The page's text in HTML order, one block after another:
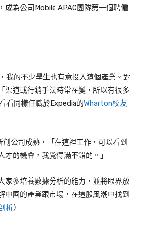
成為公司Mobile APAC團隊第一個聘僱
我的不少學生也有意投入這個產業。對
渠道或行銷手法時常在變，所以有很多
看同樣任職於Expedia的Wharton校友
公司成熟，「在這裡工作，可以看到
的機會，我覺得滿不錯的。」
家多培養數據分析的能力，並將眼界放
國的產業跟市場，在這股風潮中找到
析）